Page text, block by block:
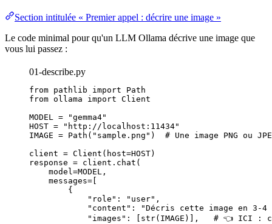
Section intitulée « Premier appel : décrire une image »
Le code minimal pour qu'un LLM Ollama décrive une image que
vous lui passez :
01-describe.py
from pathlib import Path
from ollama import Client
MODEL = "gemma4"
HOST = " http://localhost:11434"
IMAGE = Path ( " sample.png " ) # Une image PNG ou
client = Client ( host=HOST)
response = client. chat (
model=MODEL ,
messages=
{
" role " : " user" ,
" content " : "Décris cette image en 3-4
" images " : str( IMAGE ) , # 👈 ICI :